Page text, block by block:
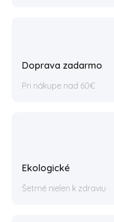
Doprava zadarmo
Pri nákupe nad 60€
Ekologické
Šetrné nielen k zdraviu